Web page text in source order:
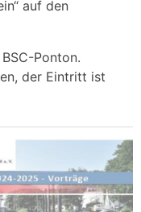
auf den
Ponton.
der Eintritt ist